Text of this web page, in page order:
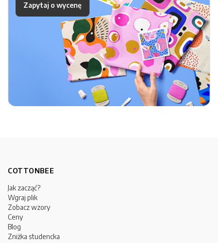
Zapytaj o wycenę
COTTONBEE
Jak zacząć?
Wgraj plik
Zobacz wzory
Ceny
Blog
Zniżka studencka